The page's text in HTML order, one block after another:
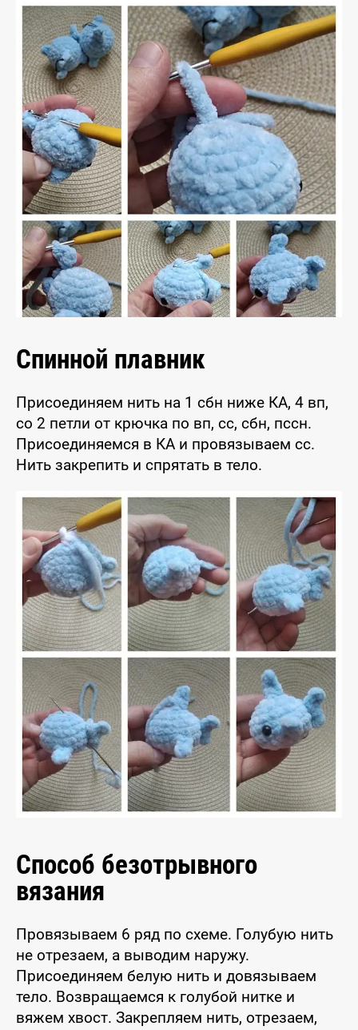
Спинной плавник
Присоединяем нить на 1 сбн ниже КА, 4 вп,
со 2 петли от крючка по вп, сс, сбн, пссн.
Присоединяемся в КА и провязываем сс.
Нить закрепить и спрятать в тело.
Способ безотрывного
вязания
Провязываем 6 ряд по схеме. Голубую нить
не отрезаем, а выводим наружу.
Присоединяем белую нить и довязываем
тело. Возвращаемся к голубой нитке и
вяжем хвост. Закрепляем нить, отрезаем,